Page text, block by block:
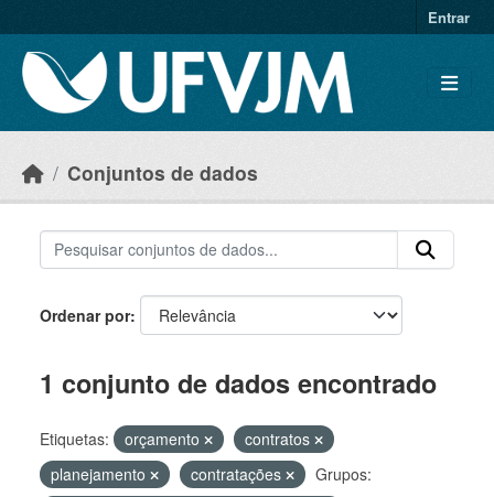
Entrar
Conjuntos de dados
Ordenar por
1 conjunto de dados encontrado
Etiquetas: orçamento
contratos
planejamento
contratações
Grupos: